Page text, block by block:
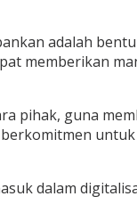
adalah
memberikan
pihak, guna
dalam